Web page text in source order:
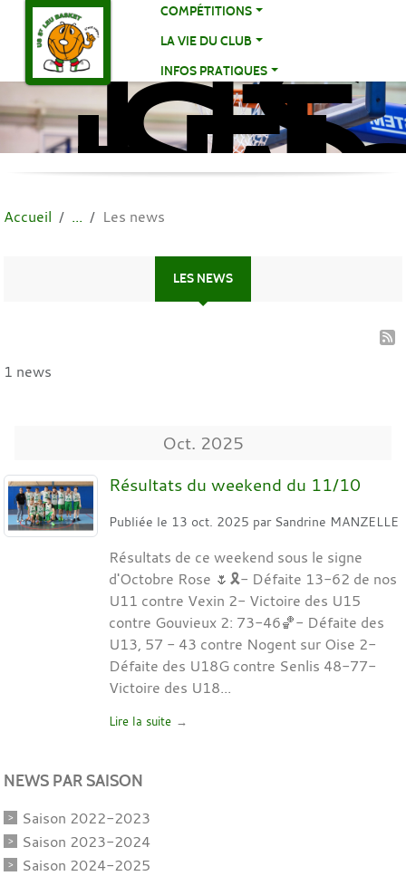
COMPÉTITIONS
LA VIE DU CLUB
INFOS PRATIQUES
US
ST
Accueil Les news
LES NEWS
1 news
Oct. 2025
Résultats du weekend du 11/10
Publiée le 13 oct. 2025 par Sandrine MANZELLE
Résultats de ce weekend sous le signe
d'Octobre Rose 🌷🎗️- Défaite 13-62 de nos
U11 contre Vexin 2- Victoire des U15
contre Gouvieux 2: 73-46🏀- Défaite des
U13, 57 - 43 contre Nogent sur Oise 2-
Défaite des U18G contre Senlis 48-77-
Victoire des U18...
Lire la suite
NEWS PAR SAISON
Saison 2022-2023
Saison 2023-2024
Saison 2024-2025
Panneau de gestion des cookies